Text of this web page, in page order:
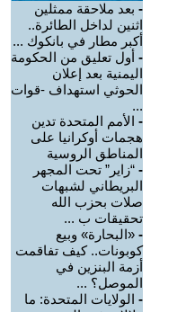
- بعد ملاحقة ممثلين
اثنين لداخل الطائرة..
أكبر مطار في بانكوك ...
- أول تعليق من الحكومة
اليمنية بعد إعلان
الحوثي استهداف -قوات
...
- الأمم المتحدة تدين
هجمات أوكرانيا على
المناطق الروسية
- “زاير” تحت المجهر
البريطاني لشبهات
صلات بحزب الله
تحقيقات ب ...
- «البحارة» وبيع
كوبونات.. كيف تفاقمت
أزمة البنزين في
الموصل؟ ...
- الولايات المتحدة: ما